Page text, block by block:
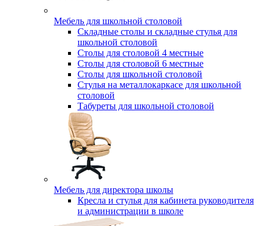
Мебель для школьной столовой
Складные столы и складные стулья для
школьной столовой
Столы для столовой 4 местные
Столы для столовой 6 местные
Столы для школьной столовой
Стулья на металлокаркасе для школьной
столовой
Табуреты для школьной столовой
Мебель для директора школы
Кресла и стулья для кабинета руководителя
и администрации в школе